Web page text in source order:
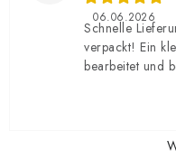
06.06.2026
Schnelle
verpackt! Ein
bearbeitet und